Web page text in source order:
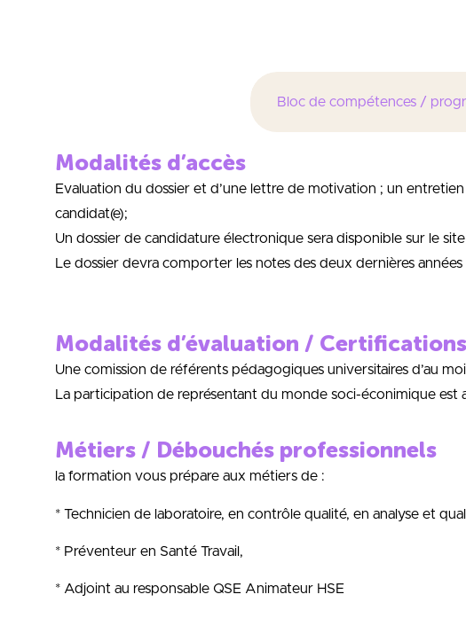
Bloc de compétences /
Modalités d’accès
Evaluation du dossier et d’une lettre de motivation ; un
candidat(e);
Un dossier de candidature électronique sera disponible sur le
Le dossier devra comporter les notes des deux dernières
Modalités d’évaluation / Certifications
Une comission de référents pédagogiques universitaires d’au
La participation de représentant du monde soci-éconimique est
Métiers / Débouchés professionnels
la formation vous prépare aux métiers de :
* Technicien de laboratoire, en contrôle qualité, en analyse et
* Préventeur en Santé Travail,
* Adjoint au responsable QSE Animateur HSE